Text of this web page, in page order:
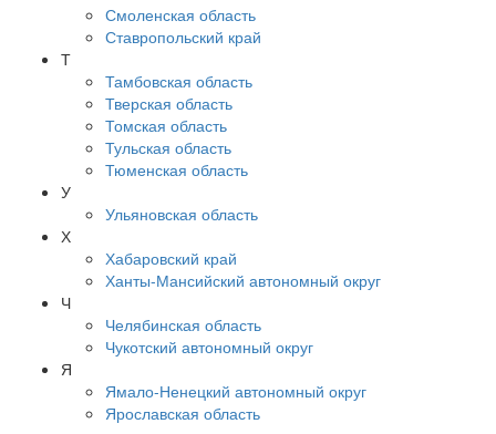
Смоленская область
Ставропольский край
Т
Тамбовская область
Тверская область
Томская область
Тульская область
Тюменская область
У
Ульяновская область
Х
Хабаровский край
Ханты-Мансийский автономный округ
Ч
Челябинская область
Чукотский автономный округ
Я
Ямало-Ненецкий автономный округ
Ярославская область